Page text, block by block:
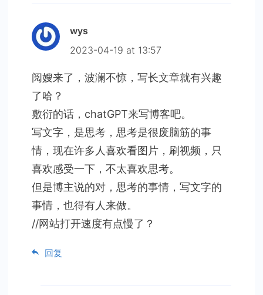
wys
2023-04-19 at 13:57
阅嫂来了，波澜不惊，写长文章就有兴趣
了哈？
敷衍的话，chatGPT来写博客吧。
写文字，是思考，思考是很废脑筋的事
情，现在许多人喜欢看图片，刷视频，只
喜欢感受一下，不太喜欢思考。
但是博主说的对，思考的事情，写文字的
事情，也得有人来做。
//网站打开速度有点慢了？
回复